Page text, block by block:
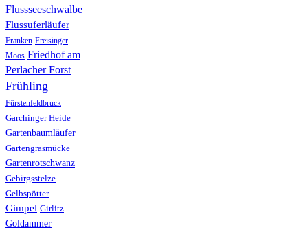
Flussseeschwalbe
Flussuferläufer
Franken Freisinger
Moos Friedhof am
Perlacher Forst
Frühling
Fürstenfeldbruck
Garchinger Heide
Gartenbaumläufer
Gartengrasmücke
Gartenrotschwanz
Gebirgsstelze
Gelbspötter
Gimpel Girlitz
Goldammer